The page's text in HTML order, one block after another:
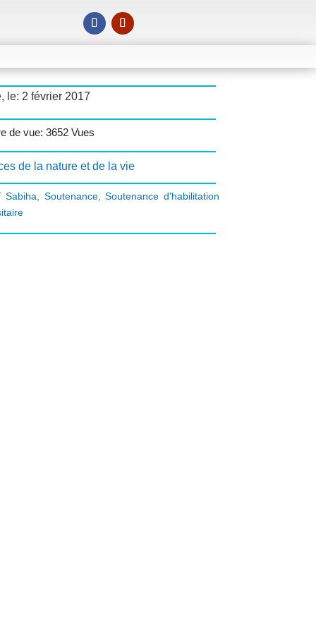
le: 2 février 2017
de vue: 3652 Vues
de la nature et de la vie
Sabiha, Soutenance,Soutenance d'habilitation